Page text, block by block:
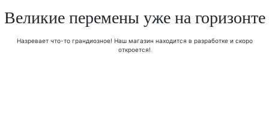
Великие перемены уже на горизонте
Назревает что-то грандиозное! Наш магазин находится в разработке и скоро
откроется!